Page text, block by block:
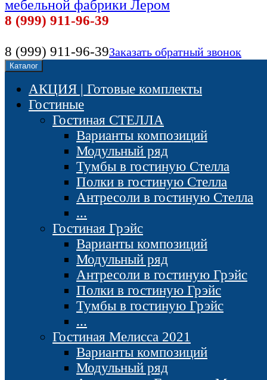
мебельной фабрики Лером
8 (999) 911-96-39
8 (999) 911-96-39Заказать обратный звонок
Каталог
АКЦИЯ | Готовые комплекты
Гостиные
Гостиная СТЕЛЛА
Варианты композиций
Модульный ряд
Тумбы в гостиную Стелла
Полки в гостиную Стелла
Антресоли в гостиную Стелла
...
Гостиная Грэйс
Варианты композиций
Модульный ряд
Антресоли в гостиную Грэйс
Полки в гостиную Грэйс
Тумбы в гостиную Грэйс
...
Гостиная Мелисса 2021
Варианты композиций
Модульный ряд